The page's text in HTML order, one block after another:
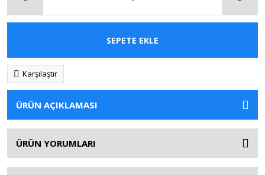
SEPETE EKLE
Karşılaştır
ÜRÜN AÇIKLAMASI
ÜRÜN YORUMLARI